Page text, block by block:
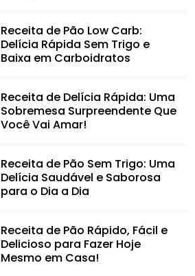
Receita de Pão Low Carb:
Delícia Rápida Sem Trigo e
Baixa em Carboidratos
Receita de Delícia Rápida: Uma
Sobremesa Surpreendente Que
Você Vai Amar!
Receita de Pão Sem Trigo: Uma
Delícia Saudável e Saborosa
para o Dia a Dia
Receita de Pão Rápido, Fácil e
Delicioso para Fazer Hoje
Mesmo em Casa!